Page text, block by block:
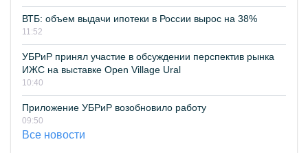
ВТБ: объем выдачи ипотеки в России вырос на 38%
11:52
УБРиР принял участие в обсуждении перспектив рынка
ИЖС на выставке Open Village Ural
10:40
Приложение УБРиР возобновило работу
09:50
Все новости